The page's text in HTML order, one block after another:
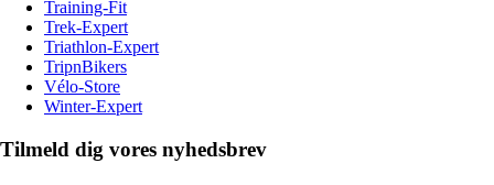
Training-Fit
Trek-Expert
Triathlon-Expert
TripnBikers
Vélo-Store
Winter-Expert
Tilmeld dig vores nyhedsbrev